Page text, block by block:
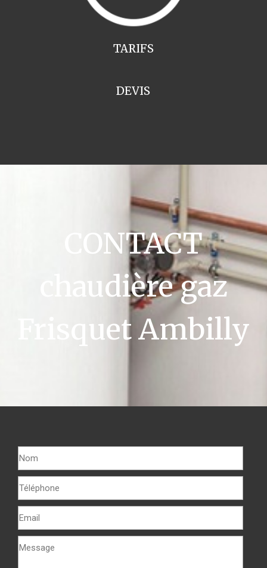
TARIFS
DEVIS
CONTACT
chaudière gaz
Frisquet Ambilly